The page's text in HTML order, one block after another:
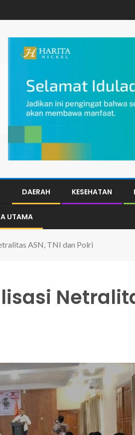
DAERAH KESEHATAN
UTAMA
ASN, TNI dan Polri